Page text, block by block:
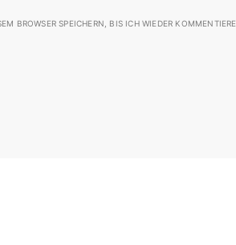
BROWSER SPEICHERN, BIS ICH WIEDER KOMMENTIERE.